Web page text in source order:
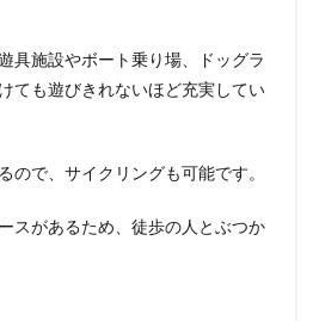
具施設やボート乗り場、ドッグラ
ても遊びきれないほど充実してい
ので、サイクリングも可能です。
スがあるため、徒歩の人とぶつか